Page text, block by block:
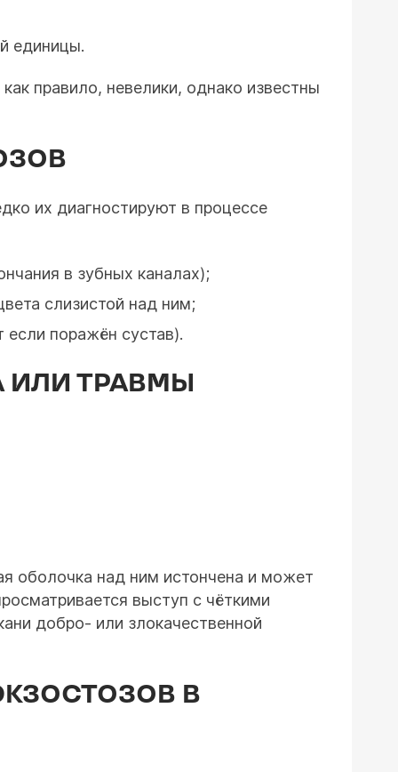
единицы.
правило, невелики, однако известны
их диагностируют в процессе
в зубных каналах);
слизистой над ним;
поражён сустав).
ИЛИ ТРАВМЫ
оболочка над ним истончена и может
выступ с чёткими
добро- или злокачественной
В